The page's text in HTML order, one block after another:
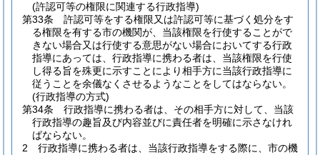
(許認可等の権限に関連する行政指導)
第33条
許認可等をする権限又は許認可等に基づく処分をす
る権限を有する市の機関が、当該権限を行使することがで
きない場合又は行使する意思がない場合においてする行政
指導にあっては、行政指導に携わる者は、当該権限を行使
し得る旨を殊更に示すことにより相手方に当該行政指導に
従うことを余儀なくさせるようなことをしてはならない。
(行政指導の方式)
第34条
行政指導に携わる者は、その相手方に対して、当該
行政指導の趣旨及び内容並びに責任者を明確に示さなけれ
ばならない。
2
行政指導に携わる者は、当該行政指導をする際に、市の機